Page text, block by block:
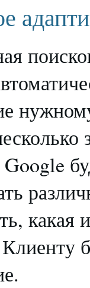
какая